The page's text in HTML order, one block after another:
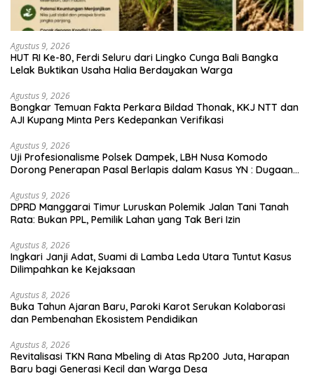
Agustus 9, 2026
HUT RI Ke-80, Ferdi Seluru dari Lingko Cunga Bali Bangka
Lelak Buktikan Usaha Halia Berdayakan Warga
Agustus 9, 2026
Bongkar Temuan Fakta Perkara Bildad Thonak, KKJ NTT dan
AJI Kupang Minta Pers Kedepankan Verifikasi
Agustus 9, 2026
Uji Profesionalisme Polsek Dampek, LBH Nusa Komodo
Dorong Penerapan Pasal Berlapis dalam Kasus YN : Dugaan
Agustus 9, 2026
DPRD Manggarai Timur Luruskan Polemik Jalan Tani Tanah
Rata: Bukan PPL, Pemilik Lahan yang Tak Beri Izin
Agustus 8, 2026
Ingkari Janji Adat, Suami di Lamba Leda Utara Tuntut Kasus
Dilimpahkan ke Kejaksaan
Agustus 8, 2026
Buka Tahun Ajaran Baru, Paroki Karot Serukan Kolaborasi
dan Pembenahan Ekosistem Pendidikan
Agustus 8, 2026
Revitalisasi TKN Rana Mbeling di Atas Rp200 Juta, Harapan
Baru bagi Generasi Kecil dan Warga Desa